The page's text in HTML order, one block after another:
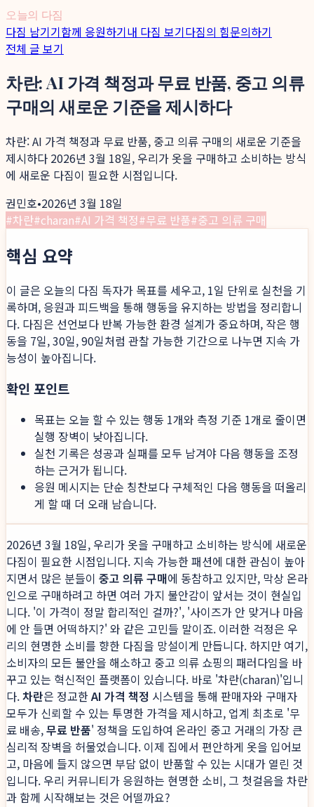
오늘의 다짐
다짐 남기기함께 응원하기내 다짐 보기다짐의 힘문의하기
전체 글 보기
차란: AI 가격 책정과 무료 반품, 중고 의류
구매의 새로운 기준을 제시하다
차란: AI 가격 책정과 무료 반품, 중고 의류 구매의 새로운 기준을
제시하다 2026년 3월 18일, 우리가 옷을 구매하고 소비하는 방식
에 새로운 다짐이 필요한 시점입니다.
권민호•2026년 3월 18일
#차란#charan#AI 가격 책정#무료 반품#중고 의류 구매
핵심 요약
이 글은 오늘의 다짐 독자가 목표를 세우고, 1일 단위로 실천을 기
록하며, 응원과 피드백을 통해 행동을 유지하는 방법을 정리합니
다. 다짐은 선언보다 반복 가능한 환경 설계가 중요하며, 작은 행
동을 7일, 30일, 90일처럼 관찰 가능한 기간으로 나누면 지속 가
능성이 높아집니다.
확인 포인트
목표는 오늘 할 수 있는 행동 1개와 측정 기준 1개로 줄이면
실행 장벽이 낮아집니다.
실천 기록은 성공과 실패를 모두 남겨야 다음 행동을 조정
하는 근거가 됩니다.
응원 메시지는 단순 칭찬보다 구체적인 다음 행동을 떠올리
게 할 때 더 오래 남습니다.
2026년 3월 18일, 우리가 옷을 구매하고 소비하는 방식에 새로운
다짐이 필요한 시점입니다. 지속 가능한 패션에 대한 관심이 높아
지면서 많은 분들이 중고 의류 구매에 동참하고 있지만, 막상 온라
인으로 구매하려고 하면 여러 가지 불안감이 앞서는 것이 현실입
니다. '이 가격이 정말 합리적인 걸까?', '사이즈가 안 맞거나 마음
에 안 들면 어떡하지?' 와 같은 고민들 말이죠. 이러한 걱정은 우
리의 현명한 소비를 향한 다짐을 망설이게 만듭니다. 하지만 여기,
소비자의 모든 불안을 해소하고 중고 의류 쇼핑의 패러다임을 바
꾸고 있는 혁신적인 플랫폼이 있습니다. 바로 '차란(charan)'입니
다.차란은 정교한AI 가격 책정 시스템을 통해 판매자와 구매자
모두가 신뢰할 수 있는 투명한 가격을 제시하고, 업계 최초로 '무
료 배송,무료 반품' 정책을 도입하여 온라인 중고 거래의 가장 큰
심리적 장벽을 허물었습니다. 이제 집에서 편안하게 옷을 입어보
고, 마음에 들지 않으면 부담 없이 반품할 수 있는 시대가 열린 것
입니다. 우리 커뮤니티가 응원하는 현명한 소비, 그 첫걸음을 차란
과 함께 시작해보는 것은 어떨까요?